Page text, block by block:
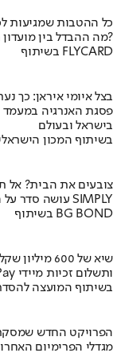
כל ההטבות שמגיעות
מה ההבדל בין מועדון תעופה וכרטיס אשראי?
בשיתוף FLYCARD
בצל איומי איראן: כך
פסגת האנרגיה במעמד
בישראל ובעולם
בשיתוף המכון
צובעים את הבית? אל
מומחה BG BOND עושה סדר על המדפים ומציג את מותג הצבע SIMPLY
בשיתוף BG BOND
שיא של 600 מיליון שקל: הטוטו עושה מהפיכה
יחסי הימור משופרים, הפקדות ב-Apple Pay ותשלום זכיות מיידי
בשיתוף המועצה
הפרויקט החדש